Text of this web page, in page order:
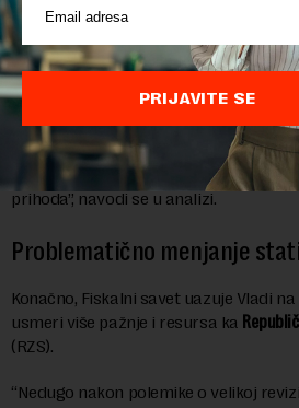
“Dobro je to što Fiskalna strategija
unapređenje transparentnosti
razjašnjavanje izvora prihoda i
(mada nije navedeno kada će to početi
ova promena svakako dobrodošla, za
potrebno je zakonski jasno definisati
budžetska rezerva sme koristiti i
njenu upotrebu, koji trenutno iznosi
prihoda”, navodi se u analizi.
Problematično menjanje
Konačno, Fiskalni savet uazuje Vladi
usmeri više pažnje i resursa ka
(RZS).
“Nedugo nakon polemike o velikoj
PRIJAVITE SE